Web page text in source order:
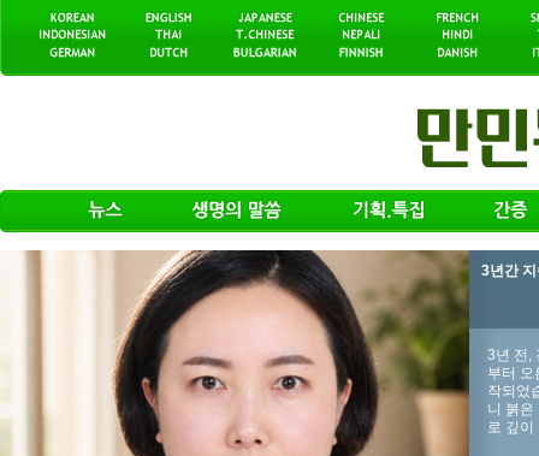
3년간
3년 전,
부터 오
작되었
니 붉은
로 깊이